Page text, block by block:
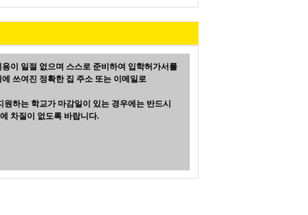
이 일절 없으며 스스로 준비하여 입학허가서를
쓰여진 정확한 집 주소 또는 이메일로
하는 학교가 마감일이 있는 경우에는 반드시
차질이 없도록 바랍니다.